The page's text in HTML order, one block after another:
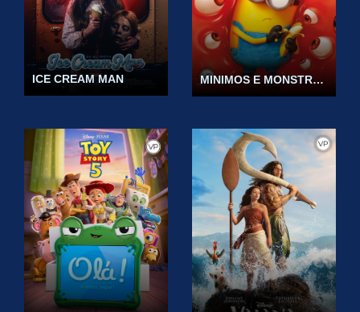
ICE CREAM MAN MINIMOS E MONSTROS VP